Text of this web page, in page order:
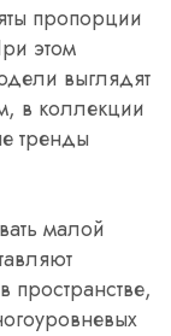
пропорции
этом
выглядят
в коллекции
тренды
малой
пространстве,